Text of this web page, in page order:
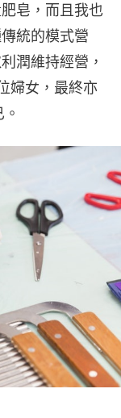
皂，而且我也
統的模式營
潤維持經營，
婦女，最終亦